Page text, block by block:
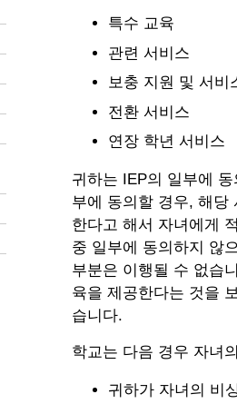
특수 교육
관련 서비스
보충 지원 및 서비
전환 서비스
연장 학년 서비스
귀하는 IEP의 일부에
부에 동의할 경우, 해당
한다고 해서 자녀에게
중 일부에 동의하지 않
부분은 이행될 수 없습
육을 제공한다는 것을
습니다.
학교는 다음 경우 자녀
귀하가 자녀의 비